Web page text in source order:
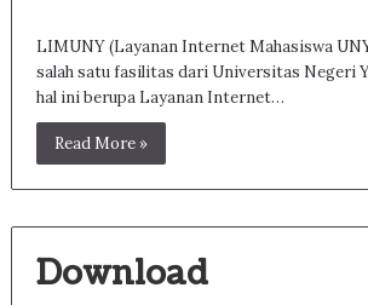
LIMUNY (Layanan Internet Mahasiswa
salah satu fasilitas dari Universitas Negeri
hal ini berupa Layanan Internet…
Read More »
Download